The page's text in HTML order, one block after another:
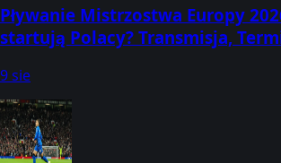
Pływanie Mistrzostwa Europy
startują Polacy? Transmisja,
(Paryż, 10-16 sierpnia)
9 sie